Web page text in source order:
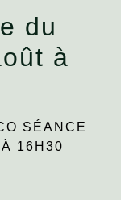
du
à
SÉANCE
16H30